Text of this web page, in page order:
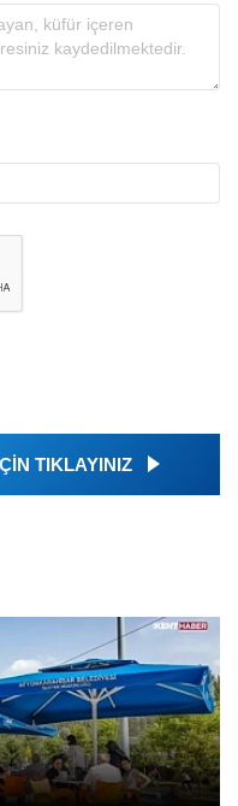
TIKLAYINIZ